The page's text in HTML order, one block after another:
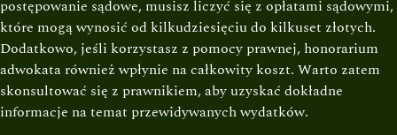
postępowanie sądowe, musisz liczyć się z opłatami sądowymi,
które mogą wynosić od kilkudziesięciu do kilkuset złotych.
Dodatkowo, jeśli korzystasz z pomocy prawnej, honorarium
adwokata również wpłynie na całkowity koszt. Warto zatem
skonsultować się z prawnikiem, aby uzyskać dokładne
informacje na temat przewidywanych wydatków.